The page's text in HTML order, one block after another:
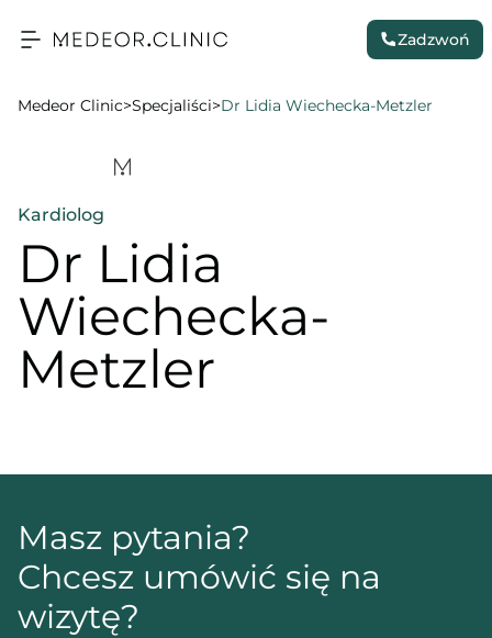
Zadzwoń
Medeor Clinic>Specjaliści>Dr Lidia Wiechecka-Metzler
Kardiolog
Dr Lidia
Wiechecka-
Metzler
Masz pytania?
Chcesz umówić się na
wizytę?